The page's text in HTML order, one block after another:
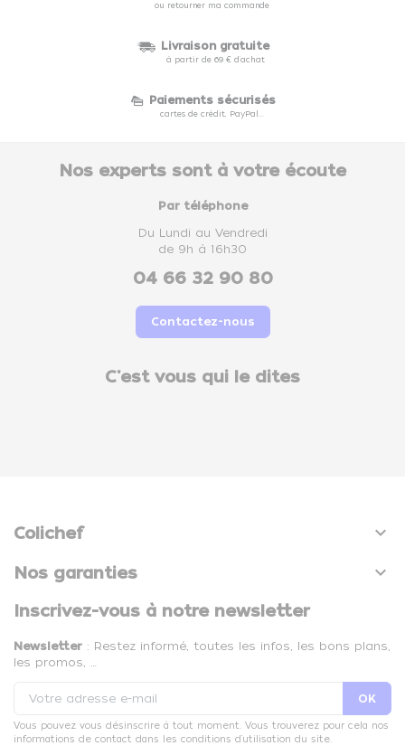
ou retourner ma commande
Livraison gratuite
à partir de 69 € d'achat
Paiements sécurisés
cartes de crédit, PayPal...
Nos experts sont à votre écoute
Par téléphone
Du Lundi au Vendredi
de 9h à 16h30
04 66 32 90 80
Contactez-nous
C'est vous qui le dites
Colichef 
Nos garanties 
Inscrivez-vous à notre newsletter
Newsletter : Restez informé, toutes les infos, les bons plans,
les promos, …
Vous pouvez vous désinscrire à tout moment. Vous trouverez pour cela nos
informations de contact dans les conditions d'utilisation du site.